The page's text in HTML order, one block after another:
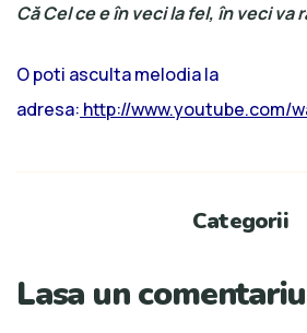
Că Cel ce e în veci la fel, în veci va
O poti asculta melodia la
adresa: http://www.youtube.com/
Categorii
Lasa un comentariu